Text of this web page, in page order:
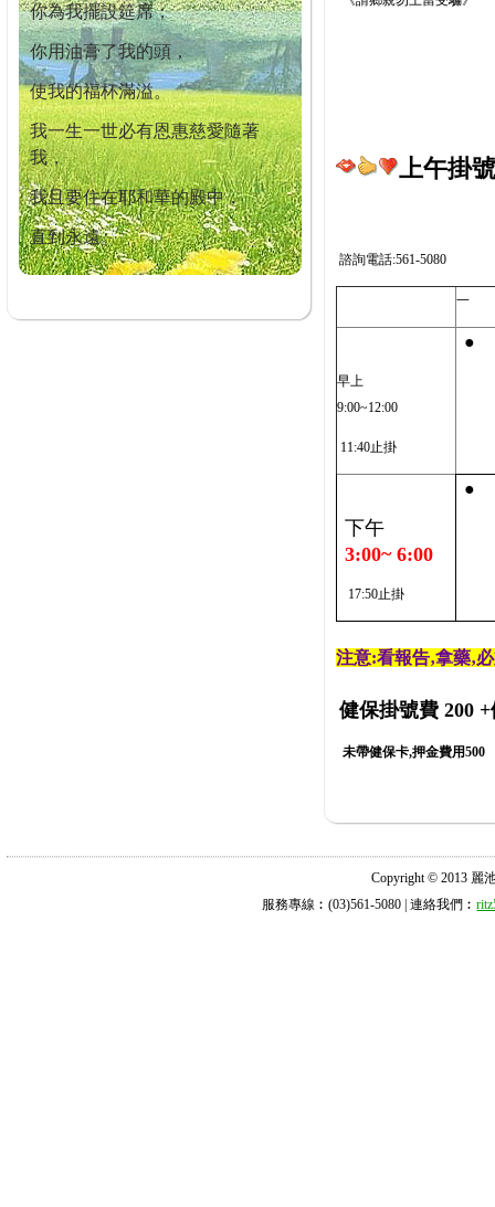
你為我擺設筵席；
你用油膏了我的頭，
使我的福杯滿溢。
我一生一世必有恩惠慈愛隨著
我，
我且要住在耶和華的殿中，
直到永遠。
上午掛
諮詢電話:561-5080
一
早上
9:00~12:00
11:40止掛
●
下午
3:00~ 6:00
17:50止掛
●
注意:看報告‚拿藥‚
健保掛號費 200 +
未帶健保卡,押金費用500
Copyright © 2013 麗
服務專線︰(03)561-5080 | 連絡我們︰